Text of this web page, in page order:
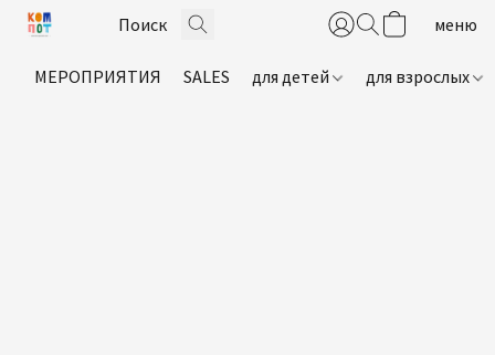
МЕРОПРИЯТИЯ SALES для детей для взрослых